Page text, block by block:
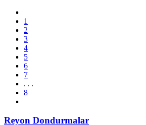
1
2
3
4
5
6
7
. . .
8
Reyon Dondurmalar